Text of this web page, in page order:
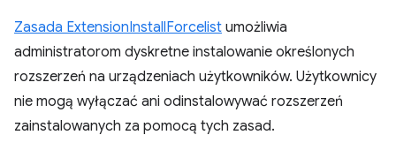
Zasada ExtensionInstallForcelist umożliwia
administratorom dyskretne instalowanie określonych
rozszerzeń na urządzeniach użytkowników. Użytkownicy
nie mogą wyłączać ani odinstalowywać rozszerzeń
zainstalowanych za pomocą tych zasad.